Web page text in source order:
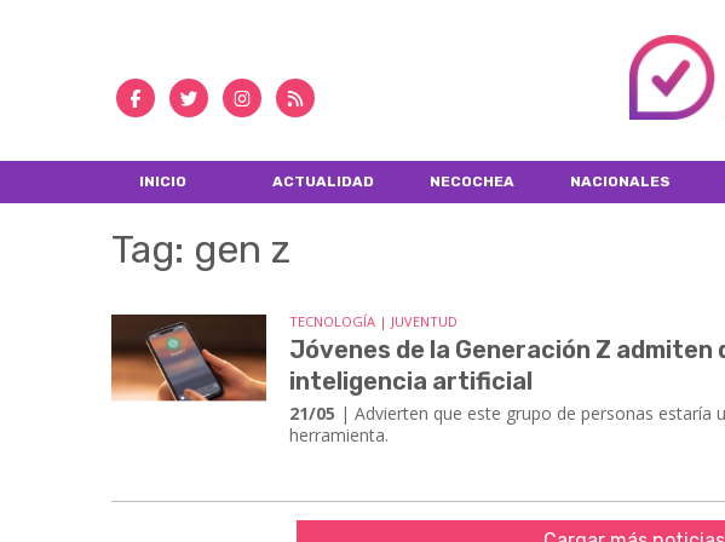
INICIO ACTUALIDAD NECOCHEA NACIONALES
Tag: gen z
TECNOLOGÍA | JUVENTUD
Jóvenes de la Generación Z admiten
inteligencia artificial
21/05 | Advierten que este grupo de personas estaría
herramienta.